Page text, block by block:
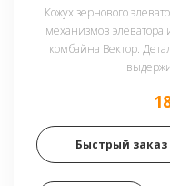
Кожух зернового
механизмов элеватора
комбайна Вектор.
Быстрый заказ